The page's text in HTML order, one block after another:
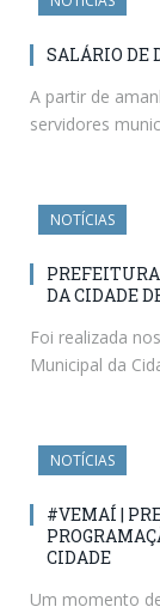
SALÁRIO DE
A partir de
servidores
NOTÍCIAS
DA CIDADE
Foi realizada
Municipal da
NOTÍCIAS
#VEMAÍ |
CIDADE
Um momento